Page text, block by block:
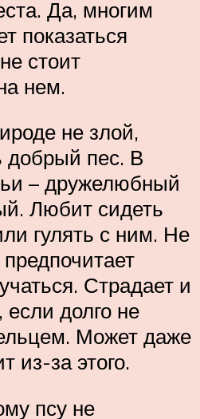
Да, многим
показаться
стоит
нем.
не злой,
добрый пес. В
– дружелюбный
Любит сидеть
гулять с ним. Не
Страдает и
если долго не
Может даже
из-за этого.
псу не